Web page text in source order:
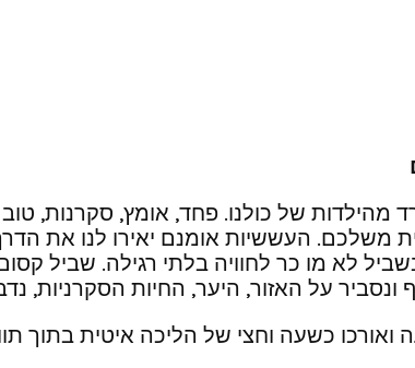
מהילדות של כולנו. פחד, אומץ, סקרנות,
משלכם. העששיות אומנם יאירו לנו את
לא מו כר לחוויה בלתי רגילה. שביל
על האזור, היער, החיות הסקרניות,
ואורכו כשעה וחצי של הליכה איטית בתוך